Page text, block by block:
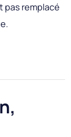
pas remplacé